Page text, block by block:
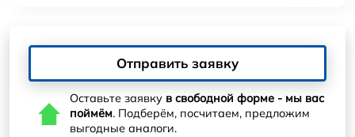
Отправить заявку
Оставьте заявку в свободной форме - мы вас
поймём. Подберём, посчитаем, предложим
выгодные аналоги.